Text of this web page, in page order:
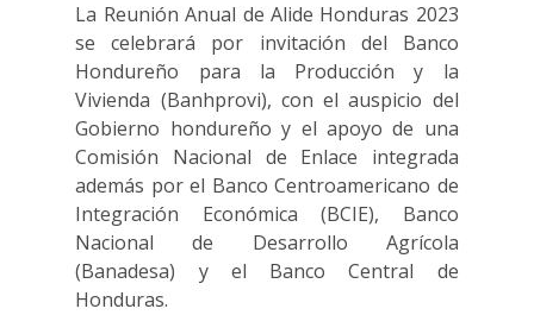
La Reunión Anual de Alide Honduras 2023
se celebrará por invitación del Banco
Hondureño para la Producción y la
Vivienda (Banhprovi), con el auspicio del
Gobierno hondureño y el apoyo de una
Comisión Nacional de Enlace integrada
además por el Banco Centroamericano de
Integración Económica (BCIE), Banco
Nacional de Desarrollo Agrícola
(Banadesa) y el Banco Central de
Honduras.